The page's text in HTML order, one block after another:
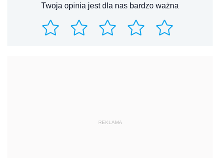
Twoja opinia jest dla nas bardzo ważna
REKLAMA